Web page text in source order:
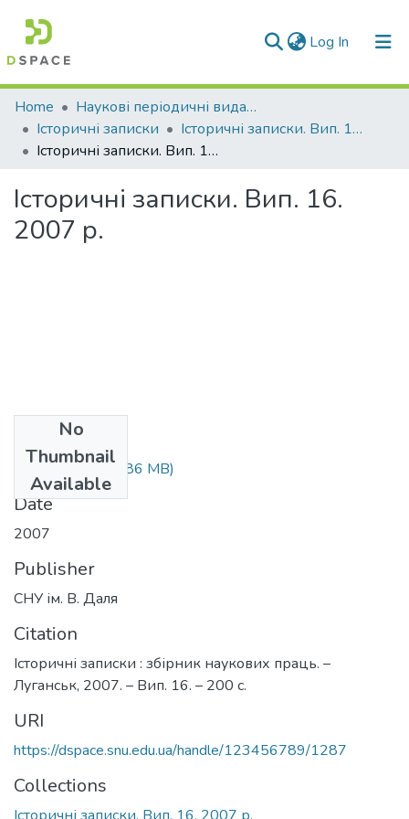
Log In (current)
Communities & Collections
All of DSpace
Home
Наукові періодичні видання СНУ ім. В. Даля
Історичні записки
Історичні записки. Вип. 16. 2007 р.
Історичні записки. Вип. 16. 2007 р.
Історичні записки. Вип. 16.
2007 р.
No
Thumbnail
Available
maket_16.doc(1.86 MB)
Date
2007
Publisher
СНУ ім. В. Даля
Citation
Історичні записки : збірник наукових праць. –
Луганськ, 2007. – Вип. 16. – 200 c.
URI
https://dspace.snu.edu.ua/handle/123456789/1287
Collections